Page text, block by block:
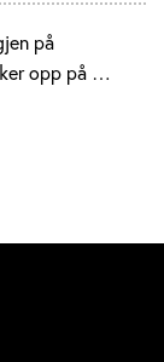
på
opp på …